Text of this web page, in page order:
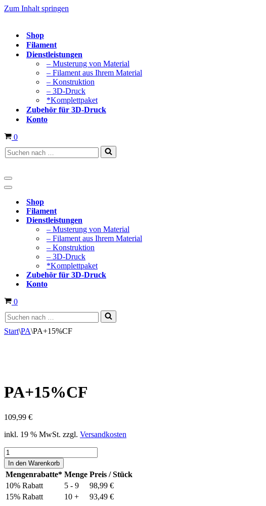
Zum Inhalt springen
Shop
Filament
Dienstleistungen
– Musterung von Material
– Filament aus Ihrem Material
– Konstruktion
– 3D-Druck
*Komplettpaket
Zubehör für 3D-Druck
Konto
Warenkorb
0
Suchen
nach …
Navigationsmenü
Navigationsmenü
Shop
Filament
Dienstleistungen
– Musterung von Material
– Filament aus Ihrem Material
– Konstruktion
– 3D-Druck
*Komplettpaket
Zubehör für 3D-Druck
Konto
Warenkorb
0
Suchen
nach …
Start\PA\PA+15%CF
PA+15%CF
109,99 €
inkl. 19 % MwSt. zzgl. Versandkosten
PA+15%CF
Menge
In den Warenkorb
Mengenrabatte* Menge Preis / Stück
10% Rabatt
5 - 9 98,99 €
15% Rabatt
10 + 93,49 €